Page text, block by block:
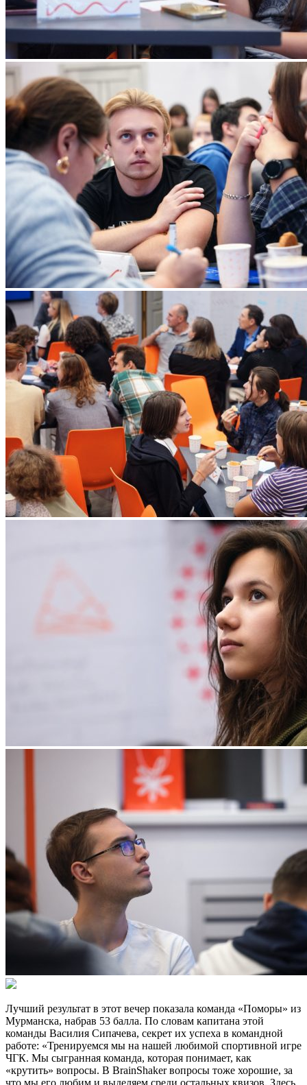
Лучший результат в этот вечер показала команда «Поморы» из
Мурманска, набрав 53 балла. По словам капитана этой
команды Василия Сипачева, секрет их успеха в командной
работе: «Тренируемся мы на нашей любимой спортивной игре
ЧГК. Мы сыгранная команда, которая понимает, как
«крутить» вопросы. В BrainShaker вопросы тоже хорошие, за
что мы его любим и выделяем среди остальных квизов. Здесь